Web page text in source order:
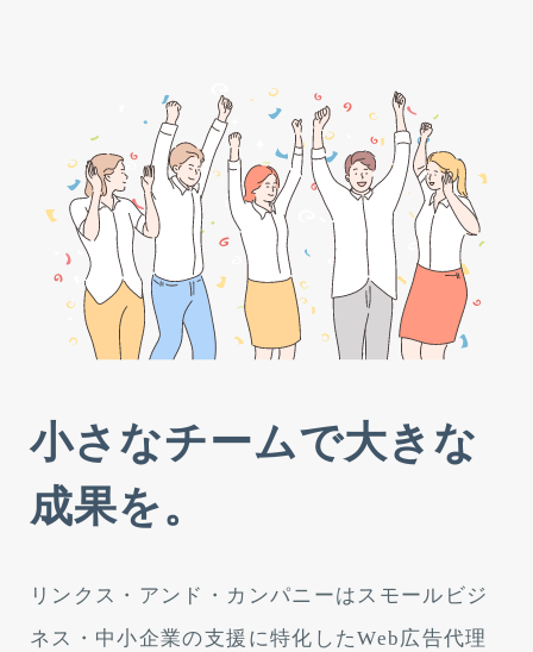
小さなチームで大きな
成果を。
リンクス・アンド・カンパニーはスモールビジ
ネス・中小企業の支援に特化したWeb広告代理